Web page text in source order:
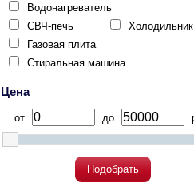
Водонагреватель
СВЧ-печь
Холодильник
Газовая плита
Стиральная машина
Цена
от до
Подобрать